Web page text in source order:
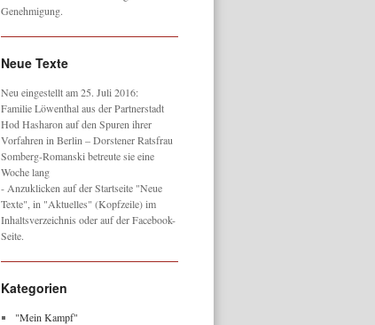
Genehmigung.
Neue Texte
Neu eingestellt am 25. Juli 2016:
Familie Löwenthal aus der Partnerstadt
Hod Hasharon auf den Spuren ihrer
Vorfahren in Berlin – Dorstener Ratsfrau
Somberg-Romanski betreute sie eine
Woche lang
- Anzuklicken auf der Startseite "Neue
Texte", in "Aktuelles" (Kopfzeile) im
Inhaltsverzeichnis oder auf der Facebook-
Seite.
Kategorien
"Mein Kampf"